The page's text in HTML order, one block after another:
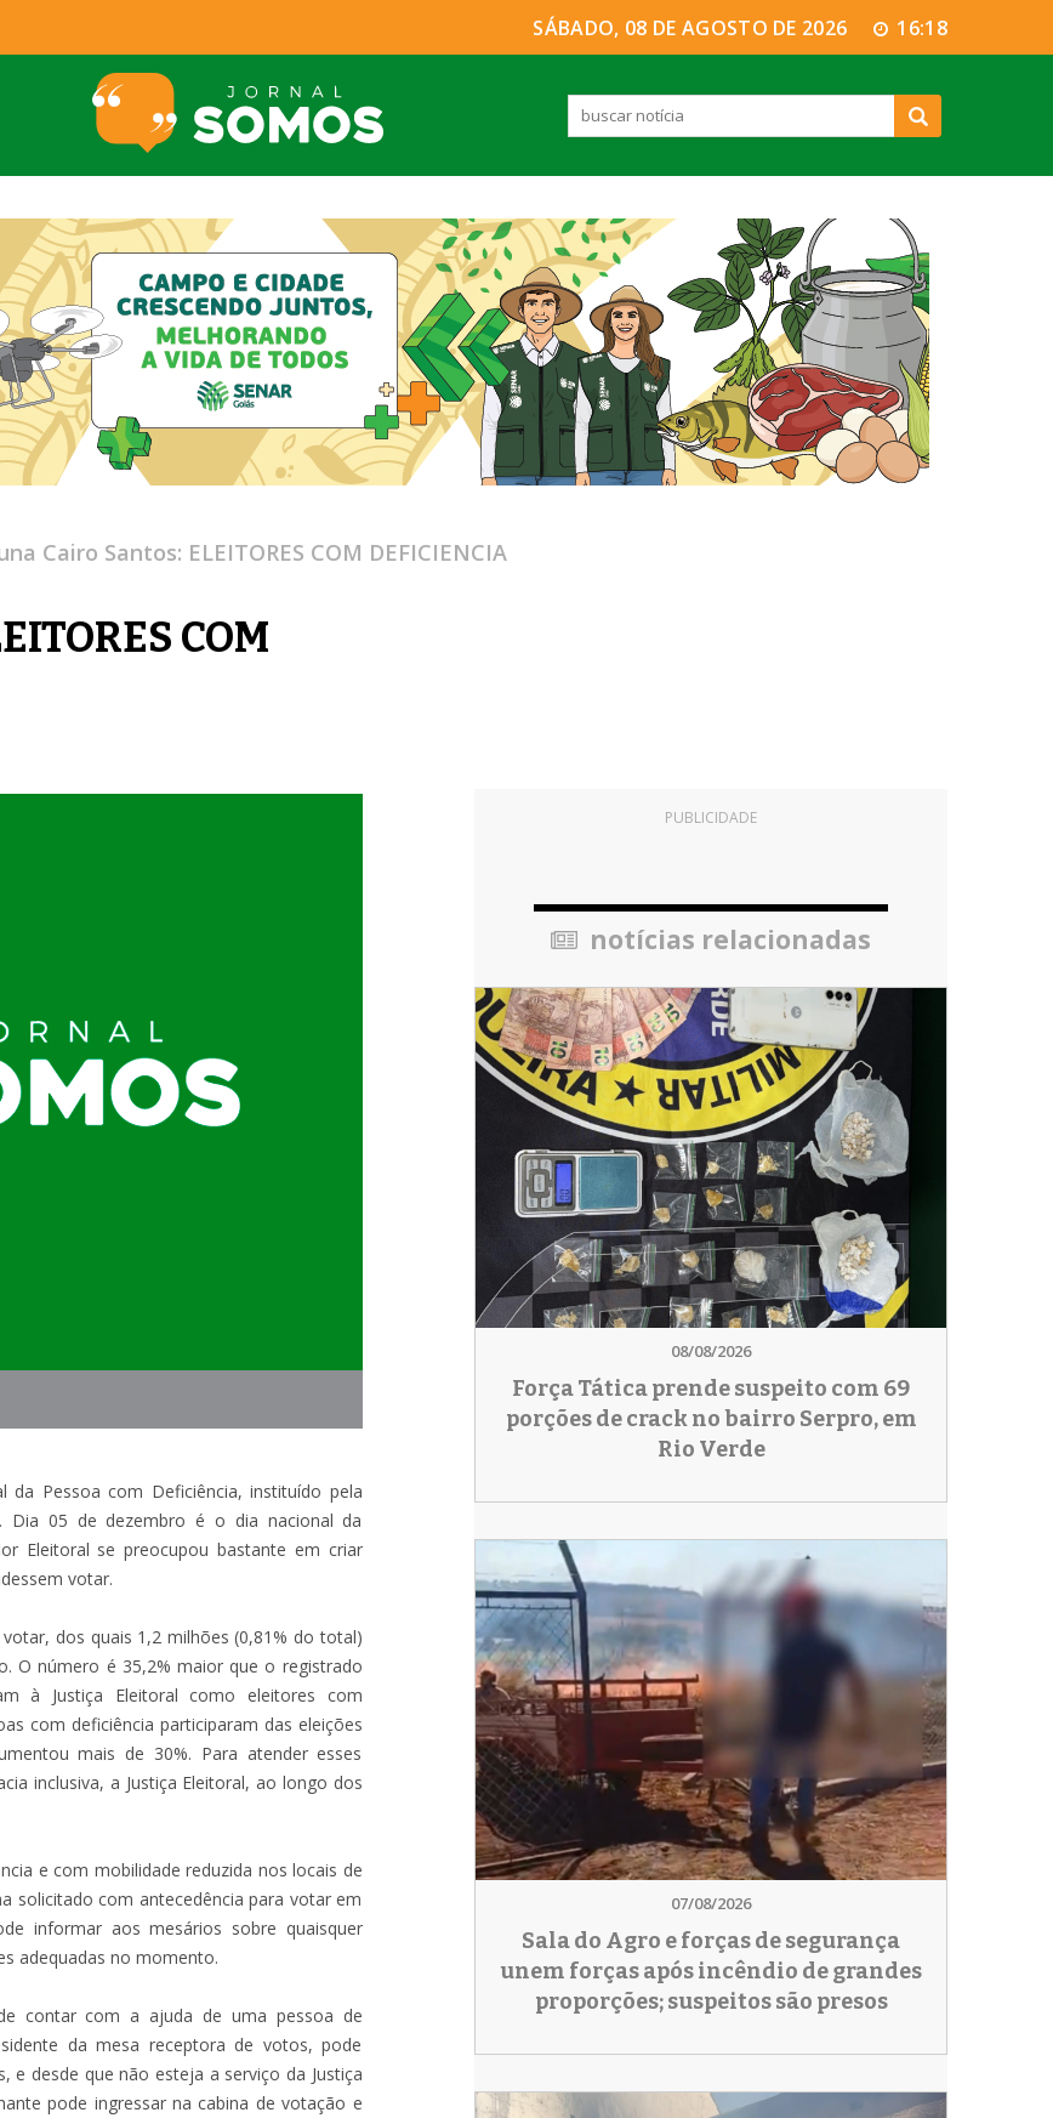
SÁBADO, 08 DE AGOSTO DE 2026 16:19
Cairo Santos: ELEITORES COM DEFICIENCIA
COM
Pessoa com Deficiência, instituído pela
Dia 05 de dezembro é o dia nacional da
Eleitoral se preocupou bastante em criar
votar.
dos quais 1,2 milhões (0,81% do total)
O número é 35,2% maior que o registrado
à Justiça Eleitoral como eleitores com
com deficiência participaram das eleições
mais de 30%. Para atender esses
inclusiva, a Justiça Eleitoral, ao longo dos
e com mobilidade reduzida nos locais de
solicitado com antecedência para votar em
informar aos mesários sobre quaisquer
adequadas no momento.
contar com a ajuda de uma pessoa de
da mesa receptora de votos, pode
e desde que não esteja a serviço da Justiça
pode ingressar na cabina de votação e
PUBLICIDADE
notícias relacionadas
08/08/2026
Força Tática prende suspeito com 69
porções de crack no bairro Serpro, em
Rio Verde
07/08/2026
Sala do Agro e forças de segurança
unem forças após incêndio de grandes
proporções; suspeitos são presos